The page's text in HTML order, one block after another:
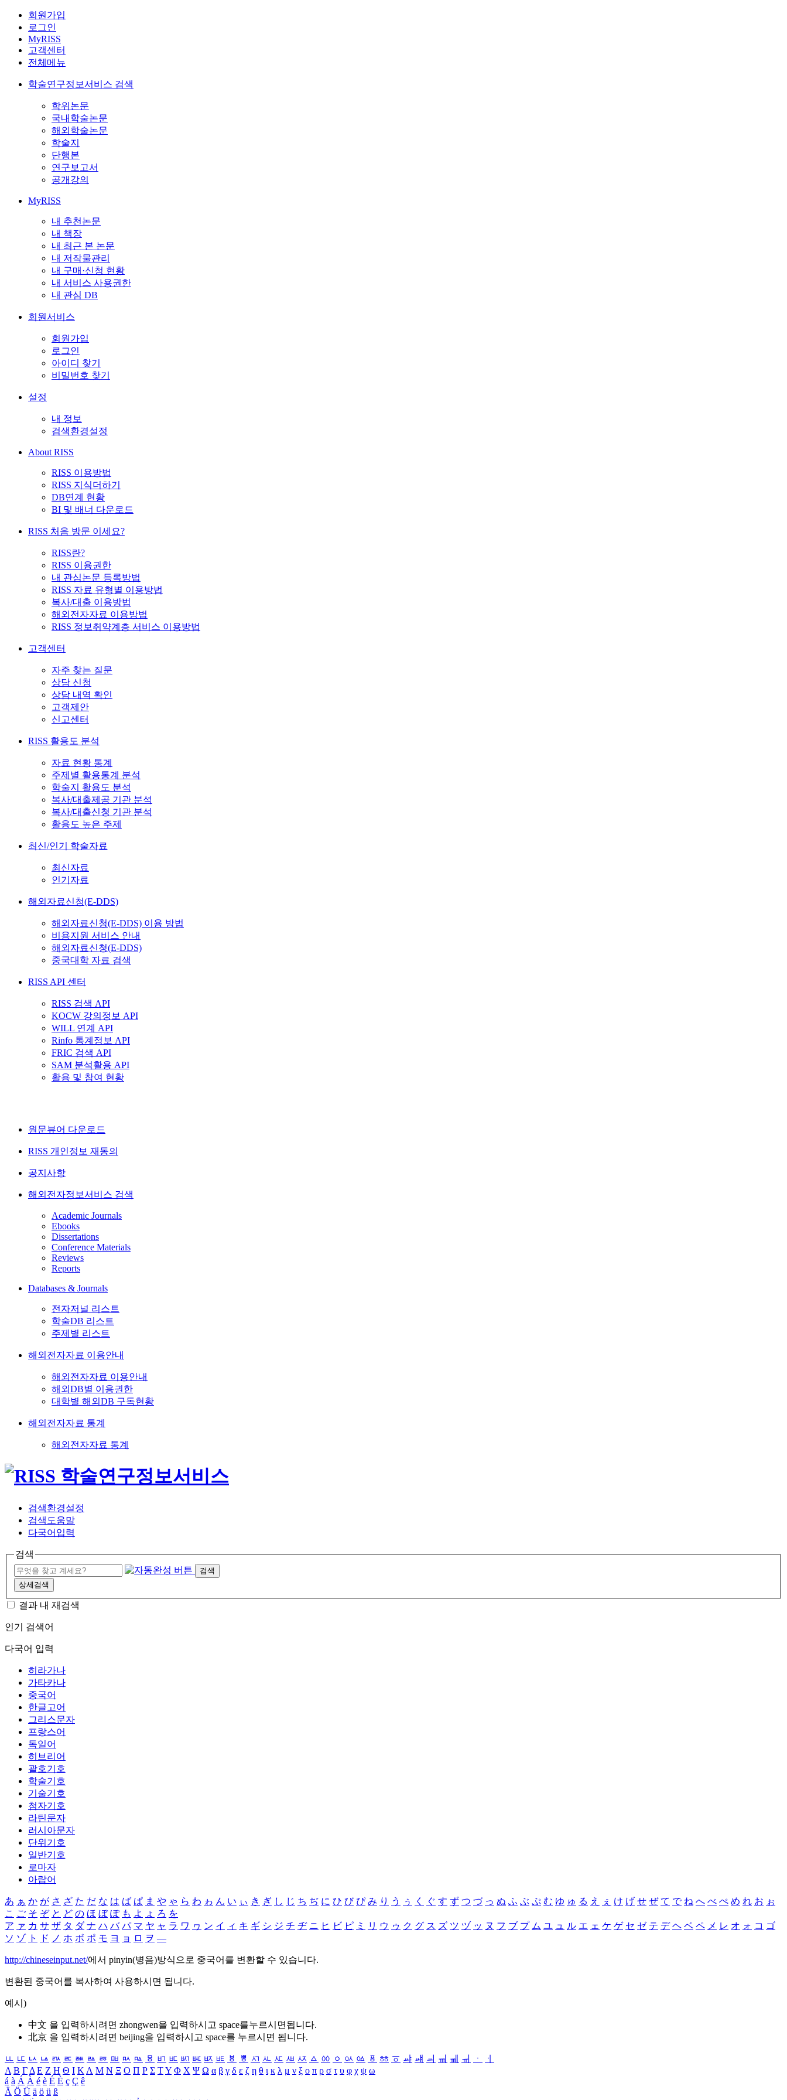
회원가입
로그인
MyRISS
고객센터
전체메뉴
학술연구정보서비스 검색
학위논문
국내학술논문
해외학술논문
학술지
단행본
연구보고서
공개강의
MyRISS
내 추천논문
내 책장
내 최근 본 논문
내 저작물관리
내 구매·신청 현황
내 서비스 사용권한
내 관심 DB
회원서비스
회원가입
로그인
아이디 찾기
비밀번호 찾기
설정
내 정보
검색환경설정
About RISS
RISS 이용방법
RISS 지식더하기
DB연계 현황
BI 및 배너 다운로드
RISS 처음 방문 이세요?
RISS란?
RISS 이용권한
내 관심논문 등록방법
RISS 자료 유형별 이용방법
복사/대출 이용방법
해외전자자료 이용방법
RISS 정보취약계층 서비스 이용방법
고객센터
자주 찾는 질문
상담 신청
상담 내역 확인
고객제안
신고센터
RISS 활용도 분석
자료 현황 통계
주제별 활용통계 분석
학술지 활용도 분석
복사/대출제공 기관 분석
복사/대출신청 기관 분석
활용도 높은 주제
최신/인기 학술자료
최신자료
인기자료
해외자료신청(E-DDS)
해외자료신청(E-DDS) 이용 방법
비용지원 서비스 안내
해외자료신청(E-DDS)
중국대학 자료 검색
RISS API 센터
RISS 검색 API
KOCW 강의정보 API
WILL 연계 API
Rinfo 통계정보 API
FRIC 검색 API
SAM 분석활용 API
활용 및 참여 현황
원문뷰어 다운로드
RISS 개인정보 재동의
공지사항
해외전자정보서비스 검색
Academic Journals
Ebooks
Dissertations
Conference Materials
Reviews
Reports
Databases & Journals
전자저널 리스트
학술DB 리스트
주제별 리스트
해외전자자료 이용안내
해외전자자료 이용안내
해외DB별 이용권한
대학별 해외DB 구독현황
해외전자자료 통계
해외전자자료 통계
검색환경설정
검색도움말
다국어입력
검색
검색
상세검색
결과 내 재검색
인기 검색어
다국어 입력
히라가나
가타카나
중국어
한글고어
그리스문자
프랑스어
독일어
히브리어
괄호기호
학술기호
기술기호
첨자기호
라틴문자
러시아문자
단위기호
일반기호
로마자
아랍어
あ ぁ か が さ ざ た だ な は ば ぱ ま や ゃ ら わ ゎ ん い ぃ き ぎ し じ ち ぢ に ひ び ぴ み り う ぅ く ぐ す ず つ づ っ ぬ ふ ぶ ぷ む ゆ ゅ る え ぇ け げ せ ぜ て で ね へ べ ぺ め れ お ぉ
こ ご そ ぞ と ど の ほ ぼ ぽ も よ ょ ろ を
ア ァ カ サ ザ タ ダ ナ ハ バ パ マ ヤ ャ ラ ワ ヮ ン イ ィ キ ギ シ ジ チ ヂ ニ ヒ ビ ピ ミ リ ウ ゥ ク グ ス ズ ツ ヅ ッ ヌ フ ブ プ ム ユ ュ ル エ ェ ケ ゲ セ ゼ テ デ ヘ ベ ペ メ レ オ ォ コ ゴ
ソ ゾ ト ド ノ ホ ボ ポ モ ヨ ョ ロ ヲ ―
http://chineseinput.net/에서 pinyin(병음)방식으로 중국어를 변환할 수 있습니다.
변환된 중국어를 복사하여 사용하시면 됩니다.
예시)
中文 을 입력하시려면 zhongwen을 입력하시고 space를누르시면됩니다.
北京 을 입력하시려면 beijing을 입력하시고 space를 누르시면 됩니다.
ㅥ ㅦ ㅧ ㅨ ㅩ ㅪ ㅫ ㅬ ㅭ ㅮ ㅯ ㅰ ㅱ ㅲ ㅳ ㅴ ㅵ ㅶ ㅷ ㅸ ㅹ ㅺ ㅻ ㅼ ㅽ ㅾ ㅿ ㆀ ㆁ ㆂ ㆃ ㆄ ㆅ ㆆ ㆇ ㆈ ㆉ ㆊ ㆋ ㆌ ㆍ
ㆎ
Α Β ΓΔ Ε Ζ Η Θ Ι ΚΛ Μ Ν Ξ Ο Π Ρ Σ ΤΥ Φ Χ Ψ Ω α β γ δ ε ζ η θ ι κ λ μ ν ξ ο π ρ σ τ υ φ χ ψ ω
á à Á À é è É È ç Ç ê
Ä Ö Ü ä ö ü ß